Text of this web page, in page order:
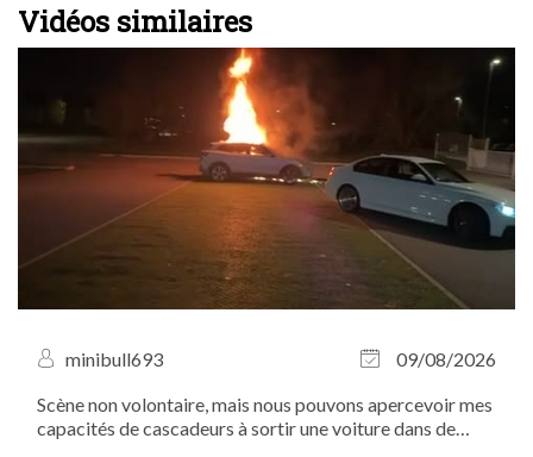
Vidéos similaires
minibull693
09/08/2026
Scène non volontaire, mais nous pouvons apercevoir mes
capacités de cascadeurs à sortir une voiture dans de